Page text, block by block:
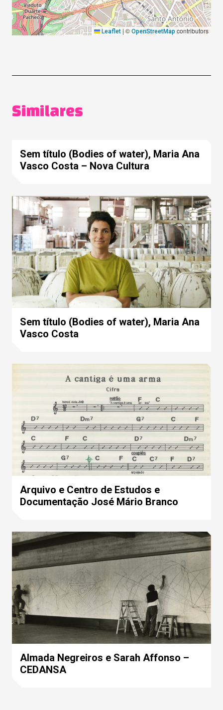
Leaflet |© OpenStreetMap contributors
Similares
Sem título (Bodies of water), Maria Ana
Vasco Costa – Nova Cultura
Sem título (Bodies of water), Maria Ana
Vasco Costa
Arquivo e Centro de Estudos e
Documentação José Mário Branco
Almada Negreiros e Sarah Affonso –
CEDANSA